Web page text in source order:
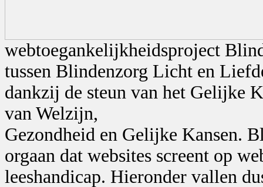
webtoegankelijkheidsproject
tussen Blindenzorg Licht en
dankzij de steun van het Gelijke
van Welzijn,
Gezondheid en Gelijke Kansen.
orgaan dat websites screent op
leeshandicap. Hieronder vallen